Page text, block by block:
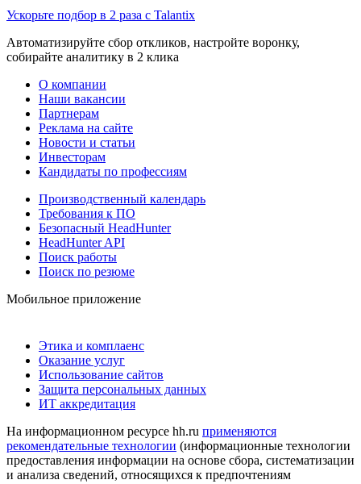
Ускорьте подбор в 2 раза с Talantix
Автоматизируйте сбор откликов, настройте воронку,
собирайте аналитику в 2 клика
О компании
Наши вакансии
Партнерам
Реклама на сайте
Новости и статьи
Инвесторам
Кандидаты по профессиям
Производственный календарь
Требования к ПО
Безопасный HeadHunter
HeadHunter API
Поиск работы
Поиск по резюме
Мобильное приложение
Этика и комплаенс
Оказание услуг
Использование сайтов
Защита персональных данных
ИТ аккредитация
На информационном ресурсе hh.ru применяются
рекомендательные технологии (информационные технологии
предоставления информации на основе сбора, систематизации
и анализа сведений, относящихся к предпочтениям